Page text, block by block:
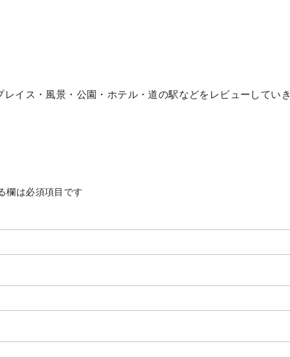
イス・風景・公園・ホテル・道の駅などをレビューしていき
欄は必須項目です